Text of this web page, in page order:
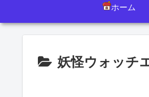
ホーム
妖怪ウォッチ